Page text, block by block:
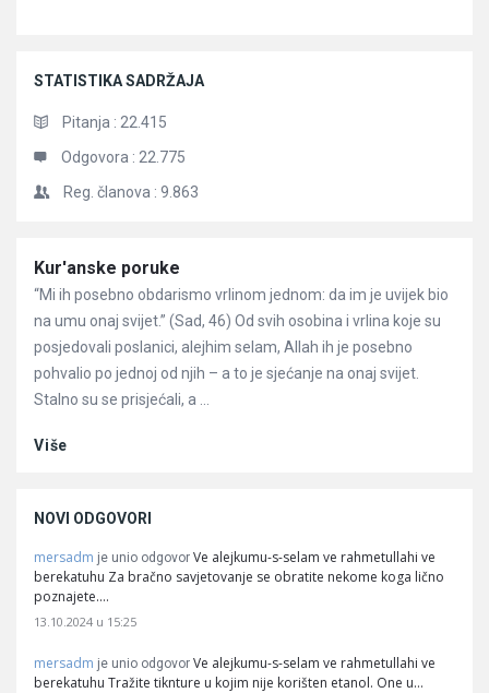
STATISTIKA SADRŽAJA
Pitanja : 22.415
Odgovora : 22.775
Reg. članova : 9.863
Članci
Kur'anske poruke
“Mi ih posebno obdarismo vrlinom jednom: da im je uvijek bio
na umu onaj svijet.” (Sad, 46) Od svih osobina i vrlina koje su
posjedovali poslanici, alejhim selam, Allah ih je posebno
pohvalio po jednoj od njih – a to je sjećanje na onaj svijet.
Stalno su se prisjećali, a ...
Više
NOVI ODGOVORI
mersadm je unio odgovor Ve alejkumu-s-selam ve rahmetullahi ve
berekatuhu Za bračno savjetovanje se obratite nekome koga lično
poznajete.…
13.10.2024 u 15:25
mersadm je unio odgovor Ve alejkumu-s-selam ve rahmetullahi ve
berekatuhu Tražite tiknture u kojim nije korišten etanol. One u…